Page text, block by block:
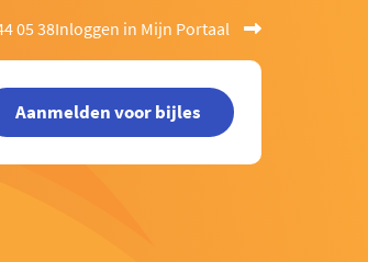
05 38Inloggen in Mijn Portaal
Aanmelden voor bijles